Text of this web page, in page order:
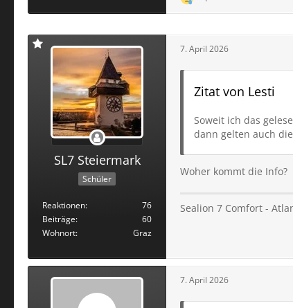
SL7 Steiermark
Schüler
Reaktionen
76
Beiträge
60
Wohnort
Graz
7. April 2026
Zitat von Lesti
Soweit ich das
dann gelten auch
Woher kommt die Info?
Sealion 7 Comfort -
7. April 2026